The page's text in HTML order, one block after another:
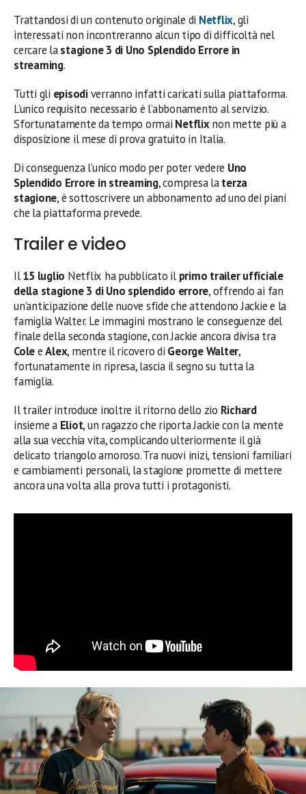
Trattandosi di un contenuto originale di Netflix, gli
interessati non incontreranno alcun tipo di difficoltà nel
cercare lastagione 3 di Uno Splendido Errore in
streaming.
Tutti gli episodiverranno infatti caricati sulla piattaforma.
L’unico requisito necessario è l’abbonamento al servizio.
Sfortunatamente da tempo ormai Netflixnon mette più a
disposizione il mese di prova gratuito in Italia.
Di conseguenza l’unico modo per poter vedere Uno
Splendido Errore in streaming, compresa laterza
stagione, è sottoscrivere un abbonamento ad uno dei piani
che la piattaforma prevede.
Trailer e video
Il15 luglio Netflix ha pubblicato il primo trailer ufficiale
della stagione 3 di Uno splendido errore, offrendo ai fan
un’anticipazione delle nuove sfide che attendono Jackie e la
famiglia Walter. Le immagini mostrano le conseguenze del
finale della seconda stagione, con Jackie ancora divisa tra
ColeeAlex, mentre il ricovero di George Walter,
fortunatamente in ripresa, lascia il segno su tutta la
famiglia.
Il trailer introduce inoltre il ritorno dello zio Richard
insieme a Eliot, un ragazzo che riporta Jackie con la mente
alla sua vecchia vita, complicando ulteriormente il già
delicato triangolo amoroso. Tra nuovi inizi, tensioni familiari
e cambiamenti personali, la stagione promette di mettere
ancora una volta alla prova tutti i protagonisti.